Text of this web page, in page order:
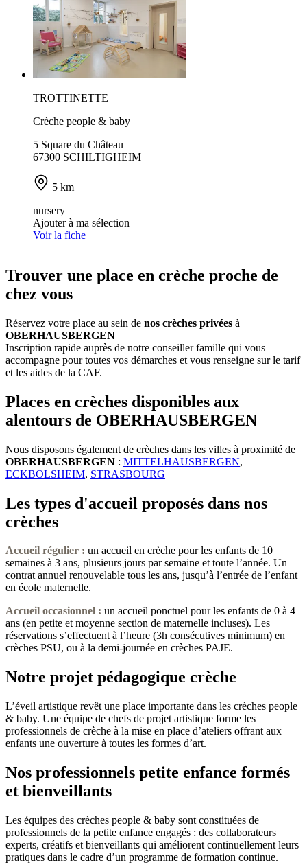
TROTTINETTE
Crèche people & baby
5 Square du Château
67300 SCHILTIGHEIM
5 km
nursery
Ajouter à ma sélection
Voir la fiche
Trouver une place en crèche proche de
chez vous
Réservez votre place au sein de nos crèches privées à
OBERHAUSBERGEN
Inscription rapide auprès de notre conseiller famille qui vous
accompagne pour toutes vos démarches et vous renseigne sur le tarif
et les aides de la CAF.
Places en crèches disponibles aux
alentours de OBERHAUSBERGEN
Nous disposons également de crèches dans les villes à proximité de
OBERHAUSBERGEN : MITTELHAUSBERGEN,
ECKBOLSHEIM, STRASBOURG
Les types d'accueil proposés dans nos
crèches
Accueil régulier : un accueil en crèche pour les enfants de 10
semaines à 3 ans, plusieurs jours par semaine et toute l’année. Un
contrat annuel renouvelable tous les ans, jusqu’à l’entrée de l’enfant
en école maternelle.
Accueil occasionnel : un accueil ponctuel pour les enfants de 0 à 4
ans (en petite et moyenne section de maternelle incluses). Les
réservations s’effectuent à l’heure (3h consécutives minimum) en
crèches PSU, ou à la demi-journée en crèches PAJE.
Notre projet pédagogique crèche
L’éveil artistique revêt une place importante dans les crèches people
& baby. Une équipe de chefs de projet artistique forme les
professionnels de crèche à la mise en place d’ateliers offrant aux
enfants une ouverture à toutes les formes d’art.
Nos professionnels petite enfance formés
et bienveillants
Les équipes des crèches people & baby sont constituées de
professionnels de la petite enfance engagés : des collaborateurs
experts, créatifs et bienveillants qui améliorent continuellement leurs
pratiques dans le cadre d’un programme de formation continue.